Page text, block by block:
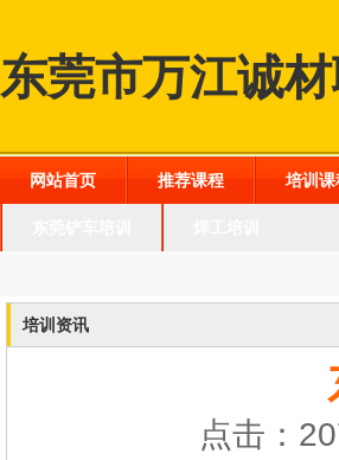
东莞市万江诚
网站首页 推荐课程 培训课
培训资讯
点击：